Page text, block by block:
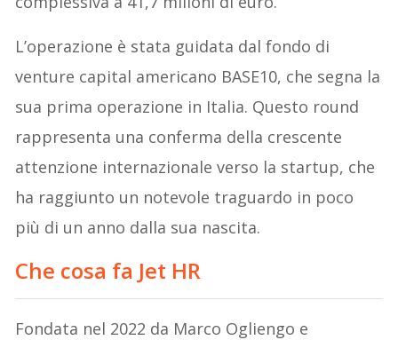
L’operazione è stata guidata dal fondo di
venture capital americano BASE10, che segna la
sua prima operazione in Italia. Questo round
rappresenta una conferma della crescente
attenzione internazionale verso la startup, che
ha raggiunto un notevole traguardo in poco
più di un anno dalla sua nascita.
Che cosa fa Jet HR
Fondata nel 2022 da Marco Ogliengo e